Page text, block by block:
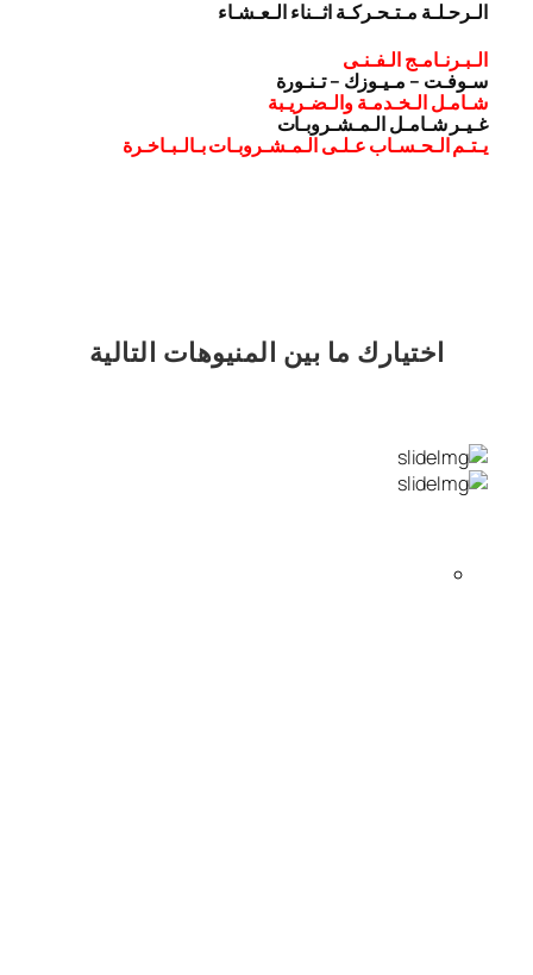
الـرحـلـة مـتـحـركـة اثــناء الـعـشـاء
الـبـرنـامـج الـفـنـى
سـوفـت – مـيـوزك – تـنـورة
شـامـل الـخـدمـة والـضـريـبة
غـيـر شـامـل الـمـشـروبـات
يـتـم الـحـسـاب عـلـى الـمـشـروبـات بـالـبـاخـرة
اختيارك ما بين المنيوهات التالية